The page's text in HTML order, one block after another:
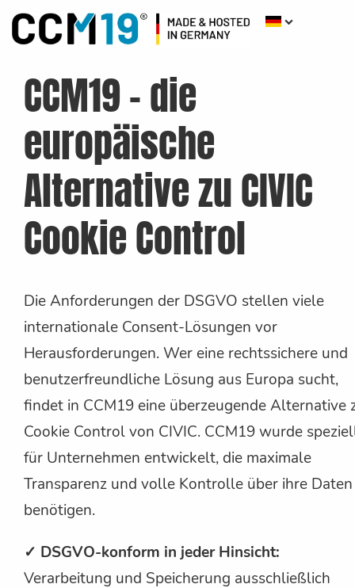
CCM19 – die
europäische
Alternative zu CIVIC
Cookie Control
Die Anforderungen der DSGVO stellen viele
internationale Consent-Lösungen vor
Herausforderungen. Wer eine rechtssichere und
benutzerfreundliche Lösung aus Europa sucht,
findet in CCM19 eine überzeugende Alternative
Cookie Control von CIVIC. CCM19 wurde
für Unternehmen entwickelt, die maximale
Transparenz und volle Kontrolle über ihre Daten
benötigen.
✓ DSGVO-konform in jeder Hinsicht:
Verarbeitung und Speicherung ausschließlich